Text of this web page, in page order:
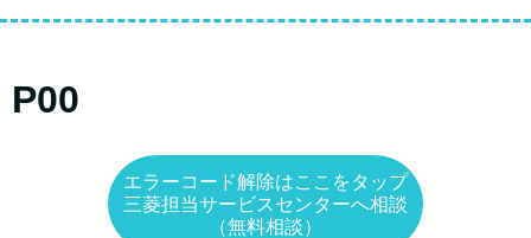
P00
エラーコード解除はここをタップ
三菱担当サービスセンターへ相談
（無料相談）